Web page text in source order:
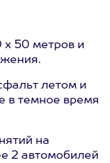
50 метров и
летом и
в темное время
на
2 автомобилей